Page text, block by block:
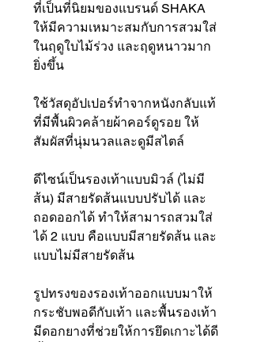
ที่เป็นที่นิยมของแบรนด์ SHAKA
ให้มีความเหมาะสมกับการสวมใส่
ในฤดูใบไม้ร่วง และฤดูหนาวมาก
ยิ่งขึ้น
ใช้วัสดุอัปเปอร์ทำจากหนังกลับแท้
ที่มีพื้นผิวคล้ายผ้าคอร์ดูรอย ให้
สัมผัสที่นุ่มนวลและดูมีสไตล์
ดีไซน์เป็นรองเท้าแบบมิวล์ (ไม่มี
ส้น) มีสายรัดส้นแบบปรับได้ และ
ถอดออกได้ ทำให้สามารถสวมใส่
ได้ 2 แบบ คือแบบมีสายรัดส้น และ
แบบไม่มีสายรัดส้น
รูปทรงของรองเท้าออกแบบมาให้
กระชับพอดีกับเท้า และพื้นรองเท้า
มีดอกยางที่ช่วยให้การยึดเกาะได้ดี